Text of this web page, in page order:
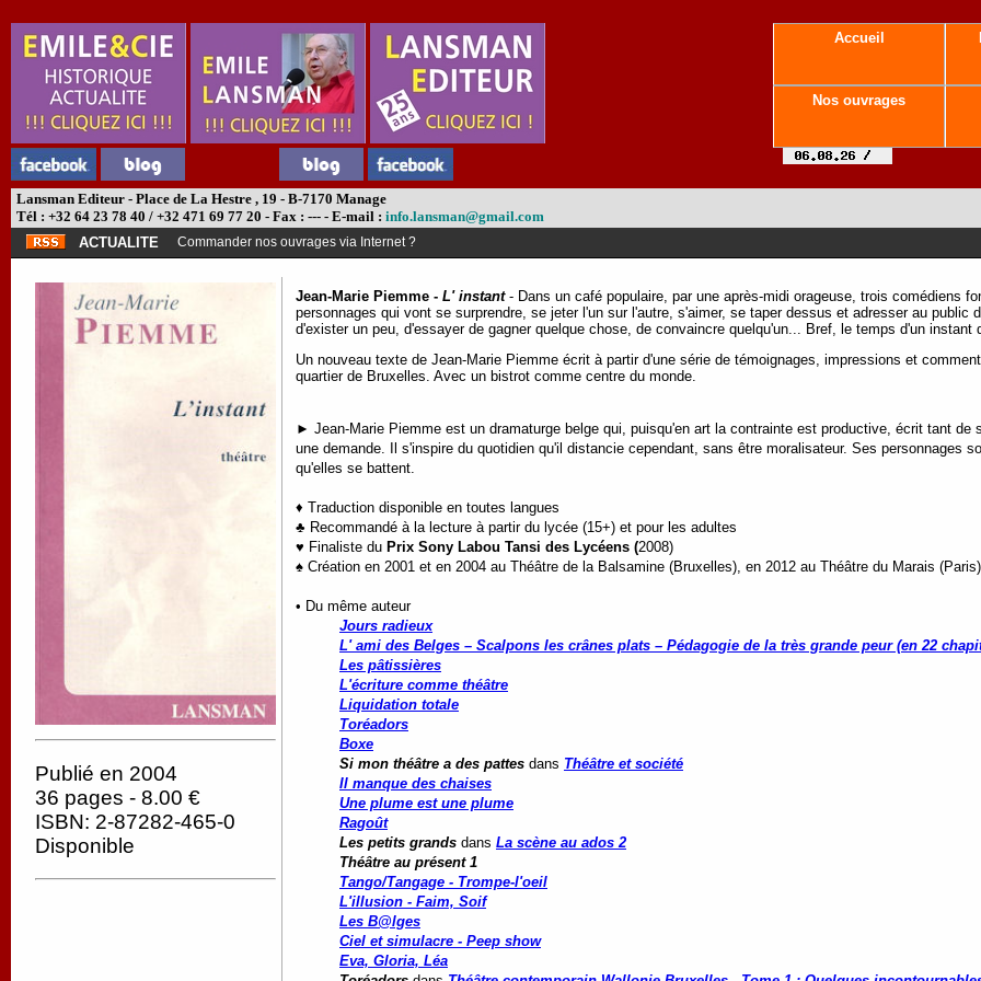
Accueil
Nos ouvrages
Lansman Editeur - Place de La Hestre , 19 - B-7170 Manage
Tél : +32 64 23 78 40 / +32 471 69 77 20 - Fax : --- - E-mail : info.lansman@gmail.com
ACTUALITE Commander nos ouvrages via Internet ?
Publié en 2004
36 pages - 8.00 €
ISBN: 2-87282-465-0
Disponible
Jean-Marie Piemme - L' instant- Dans un café populaire, par une après-midi orageuse, trois comédiens
personnages qui vont se surprendre, se jeter l'un sur l'autre, s'aimer, se taper dessus et adresser au public
d'exister un peu, d'essayer de gagner quelque chose, de convaincre quelqu'un... Bref, le temps d'un instant
Un nouveau texte de Jean-Marie Piemme écrit à partir d'une série de témoignages, impressions et
quartier de Bruxelles. Avec un bistrot comme centre du monde.
► Jean-Marie Piemme est un dramaturge belge qui, puisqu'en art la contrainte est productive, écrit tant de
une demande. Il s'inspire du quotidien qu'il distancie cependant, sans être moralisateur. Ses personnages
qu'elles se battent.
♦ Traduction disponible en toutes langues
♣ Recommandé à la lecture à partir du lycée (15+) et pour les adultes
♥ Finaliste du Prix Sony Labou Tansi des Lycéens (2008)
♠ Création en 2001 et en 2004 au Théâtre de la Balsamine (Bruxelles), en 2012 au Théâtre du Marais (Paris)
• Du même auteur
Jours radieux
L' ami des Belges – Scalpons les crânes plats – Pédagogie de la très grande peur (en 22
Les pâtissières
L'écriture comme théâtre
Liquidation totale
Toréadors
Boxe
Si mon théâtre a des pattes dans Théâtre et société
Il manque des chaises
Une plume est une plume
Ragoût
Les petits grands dans La scène au ados 2
Théâtre au présent 1
Tango/Tangage - Trompe-l'oeil
L'illusion - Faim, Soif
Les B@lges
Ciel et simulacre - Peep show
Eva, Gloria, Léa